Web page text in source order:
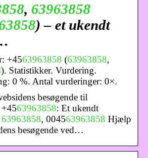
, 63963858
) – et ukendt
+4563963858 (63963858,
). Statistikker. Vurdering.
0 %. Antal vurderinger: 0×.
besøgende til
63963858: Et ukendt
63963858, 004563963858 Hjælp
besøgende ved…